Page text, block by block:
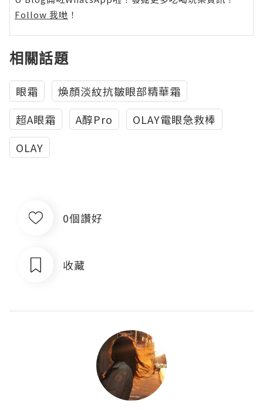
Follow 我哋 ！
相關話題
眼霜
煥顏淡紋抗皺眼部精華霜
超A眼霜
A醇Pro
OLAY電眼急救棒
OLAY
0個讚好
收藏